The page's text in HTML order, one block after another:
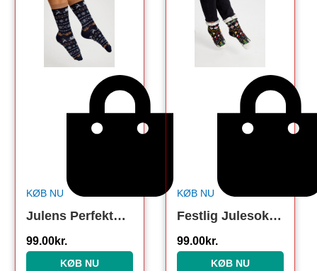
KØB NU
Julens Perfekte Strømper. Julesokker
99.00kr.
KØB NU
KØB NU
Festlig Julesok. Julesokker
99.00kr.
KØB NU